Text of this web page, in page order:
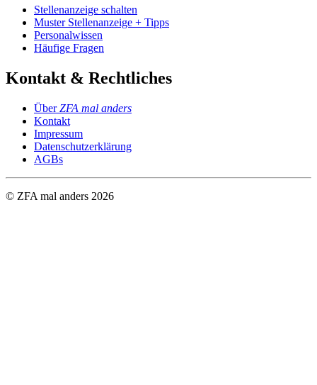
Stellenanzeige schalten
Muster Stellenanzeige + Tipps
Personalwissen
Häufige Fragen
Kontakt & Rechtliches
ÜberZFA mal anders
Kontakt
Impressum
Datenschutzerklärung
AGBs
© ZFA mal anders 2026